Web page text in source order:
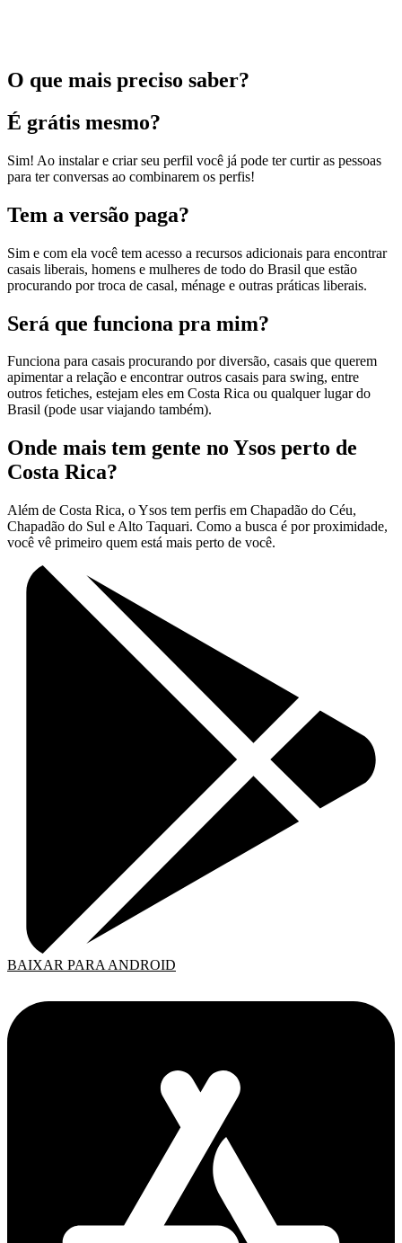
O que mais preciso saber?
É grátis mesmo?
Sim! Ao instalar e criar seu perfil você já pode ter curtir as pessoas
para ter conversas ao combinarem os perfis!
Tem a versão paga?
Sim e com ela você tem acesso a recursos adicionais para encontrar
casais liberais, homens e mulheres de todo do Brasil que estão
procurando por troca de casal, ménage e outras práticas liberais.
Será que funciona pra mim?
Funciona para casais procurando por diversão, casais que querem
apimentar a relação e encontrar outros casais para swing, entre
outros fetiches, estejam eles em Costa Rica ou qualquer lugar do
Brasil (pode usar viajando também).
Onde mais tem gente no Ysos perto de
Costa Rica?
Além de Costa Rica, o Ysos tem perfis em Chapadão do Céu,
Chapadão do Sul e Alto Taquari. Como a busca é por proximidade,
você vê primeiro quem está mais perto de você.
BAIXAR PARA ANDROID